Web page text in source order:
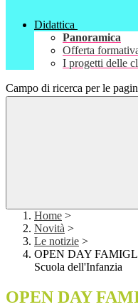
Didattica
Panoramica
Offerta
I progetti delle
Campo di ricerca per le
Home >
Novità >
Le notizie >
OPEN DAY
Scuola dell'Infanzia
OPEN DAY